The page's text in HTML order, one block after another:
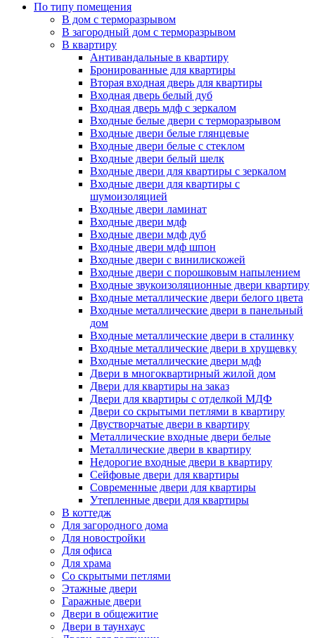
По типу помещения
В дом с терморазрывом
В загородный дом с терморазрывом
В квартиру
Антивандальные в квартиру
Бронированные для квартиры
Вторая входная дверь для квартиры
Входная дверь белый дуб
Входная дверь мдф с зеркалом
Входные белые двери с терморазрывом
Входные двери белые глянцевые
Входные двери белые с стеклом
Входные двери белый шелк
Входные двери для квартиры с зеркалом
Входные двери для квартиры с
шумоизоляцией
Входные двери ламинат
Входные двери мдф
Входные двери мдф дуб
Входные двери мдф шпон
Входные двери с винилискожей
Входные двери с порошковым напылением
Входные звукоизоляционные двери квартиру
Входные металлические двери белого цвета
Входные металлические двери в панельный
дом
Входные металлические двери в сталинку
Входные металлические двери в хрущевку
Входные металлические двери мдф
Двери в многоквартирный жилой дом
Двери для квартиры на заказ
Двери для квартиры с отделкой МДФ
Двери со скрытыми петлями в квартиру
Двустворчатые двери в квартиру
Металлические входные двери белые
Металлические двери в квартиру
Недорогие входные двери в квартиру
Сейфовые двери для квартиры
Современные двери для квартиры
Утепленные двери для квартиры
В коттедж
Для загородного дома
Для новостройки
Для офиса
Для храма
Со скрытыми петлями
Этажные двери
Гаражные двери
Двери в общежитие
Двери в таунхаус